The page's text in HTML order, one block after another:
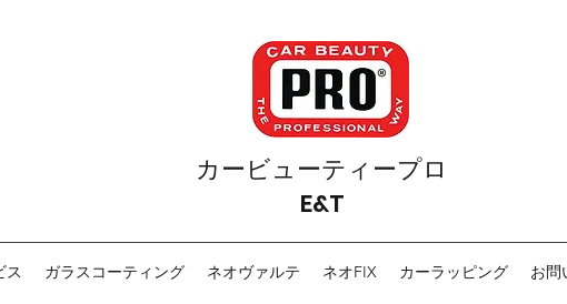
カービューティープロ
E&T
ス ガラスコーティング ネオヴァルテ ネオFIX カーラッピング お問